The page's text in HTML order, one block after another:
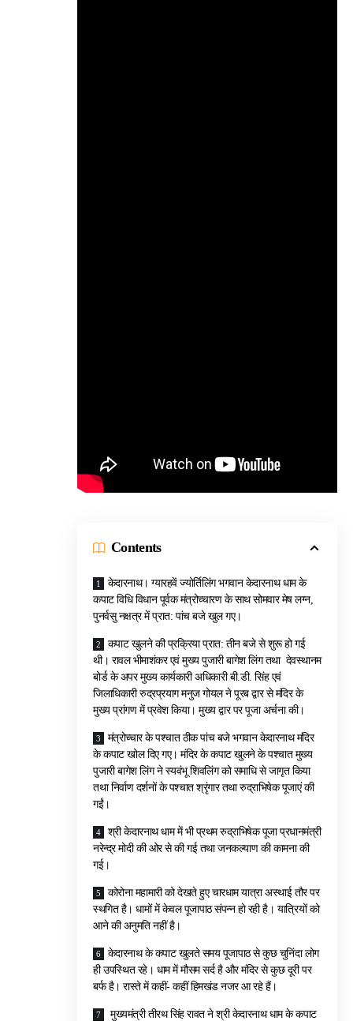
Contents
केदारनाथ। ग्यारहवें ज्योर्तिलिंग भगवान केदारनाथ धाम के
कपाट विधि विधान पूर्वक मंत्रोच्चारण के साथ सोमवार मेष लग्न,
पुनर्वसु नक्षत्र में प्रात: पांच बजे खुल गए।
कपाट खुलने की प्रक्रिया प्रात: तीन बजे से शुरू हो गई
थी। रावल भीमाशंकर एवं मुख्य पुजारी बागेश लिंग तथा देवस्थानम
बोर्ड के अपर मुख्य कार्यकारी अधिकारी बी.डी. सिंह एवं
जिलाधिकारी रुद्रप्रयाग मनुज गोयल ने पूरब द्वार से मंदिर के
मुख्य प्रांगण में प्रवेश किया। मुख्य द्वार पर पूजा अर्चना की।
मंत्रोच्चार के पश्चात ठीक पांच बजे भगवान केदारनाथ मंदिर
के कपाट खोल दिए गए। मंदिर के कपाट खुलने के पश्चात मुख्य
पुजारी बागेश लिंग ने स्यवंभू शिवलिंग को समाधि से जागृत किया
तथा निर्वाण दर्शनों के पश्चात श्रृंगार तथा रुद्राभिषेक पूजाएं की
गईं।
श्री केदारनाथ धाम में भी प्रथम रुद्राभिषेक पूजा प्रधानमंत्री
नरेन्द्र मोदी की ओर से की गई तथा जनकल्याण की कामना की
गई।
कोरोना महामारी को देखते हुए चारधाम यात्रा अस्थाई तौर पर
स्थगित है। धामों में केवल पूजापाठ संपन्न हो रही है। यात्रियों को
आने की अनुमति नहीं है।
केदारनाथ के कपाट खुलते समय पूजापाठ से कुछ चुनिंदा लोग
ही उपस्थित रहे। धाम में मौसम सर्द है और मंदिर से कुछ दूरी पर
बर्फ है। रास्ते में कहीं- कहीं हिमखंड नजर आ रहे हैं।
मुख्यमंत्री तीरथ सिंह रावत ने श्री केदारनाथ धाम के कपाट